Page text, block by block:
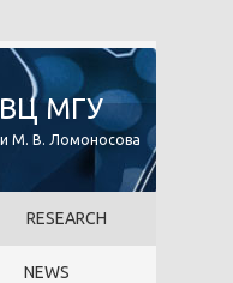
МГУ
М. В. Ломоносова
RESEARCH
NEWS